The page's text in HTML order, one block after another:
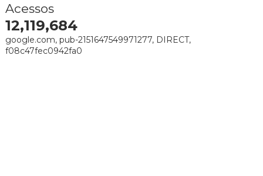
Acessos
12,119,684
google.com, pub-2151647549971277, DIRECT,
f08c47fec0942fa0